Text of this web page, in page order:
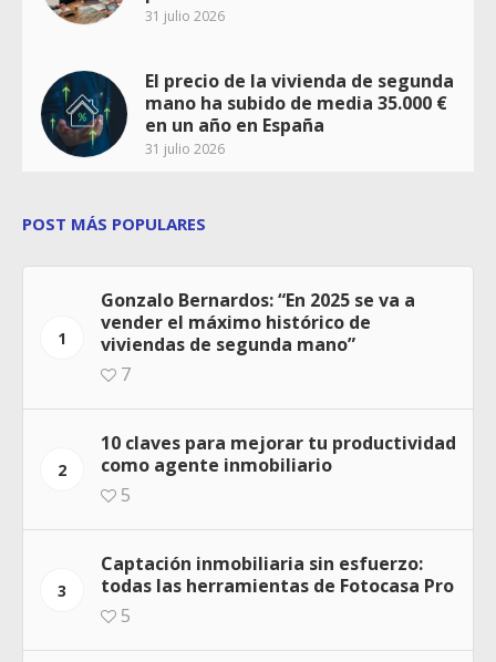
31 julio 2026
El precio de la vivienda de segunda
mano ha subido de media 35.000 €
en un año en España
31 julio 2026
POST MÁS POPULARES
1
Gonzalo Bernardos: “En 2025 se va a
vender el máximo histórico de
viviendas de segunda mano”
7
2
10 claves para mejorar tu productividad
como agente inmobiliario
5
3
Captación inmobiliaria sin esfuerzo:
todas las herramientas de Fotocasa Pro
5